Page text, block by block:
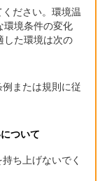
ださい。環境温
環境条件の変化
した環境は次の
または規則に従
ついて
ち上げないでく